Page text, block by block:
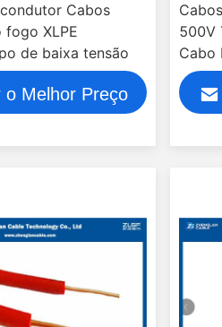
Cabos
fogo XLPE
de baixa tensão
o Melhor Preço
500V
Cabo
PVC